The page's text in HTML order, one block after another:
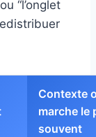
“l’onglet
Contexte
marche le
souvent